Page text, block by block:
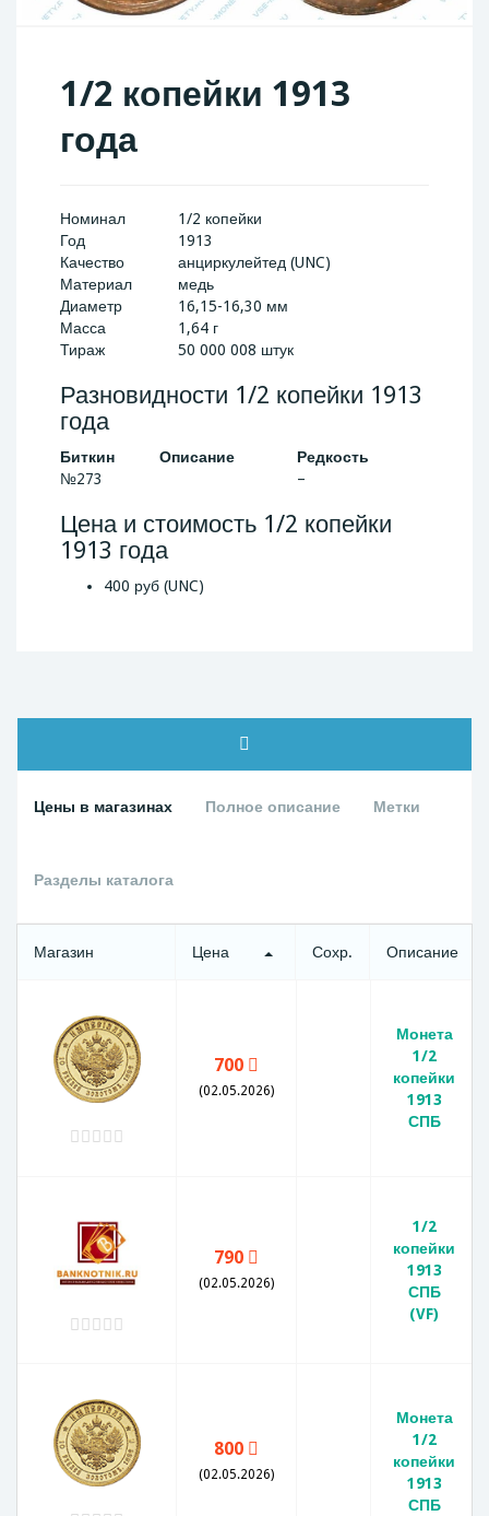
1/2 копейки 1913
года
Номинал
1/2 копейки
Год
1913
Качество
анциркулейтед (UNC)
Материал
медь
Диаметр
16,15-16,30 мм
Масса
1,64 г
Тираж
50 000 008 штук
Разновидности 1/2 копейки 1913
года
Биткин Описание
Редкость
№273
–
Цена и стоимость 1/2 копейки
1913 года
400 руб (UNC)
Цены в магазинах Полное описание Метки
Разделы каталога
Магазин Цена Сохр. Описание
700
(02.05.2026)
Монета
1/2
копейки
1913
СПБ
790
(02.05.2026)
1/2
копейки
1913
СПБ
(VF)
800
(02.05.2026)
Монета
1/2
копейки
1913
СПБ